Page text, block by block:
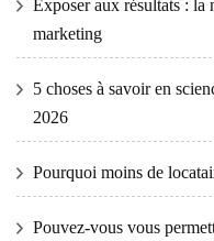
Exposer aux résultats : la
marketing
5 choses à savoir en
2026
Pourquoi moins de
Pouvez-vous vous